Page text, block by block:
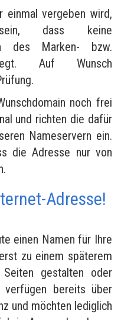
einmal vergeben wird,
dass keine
des Marken- bzw.
Auf Wunsch
noch frei
und richten die dafür
Nameservern ein.
die Adresse nur von
Adresse!
einen Namen für Ihre
zu einem späterem
gestalten oder
verfügen bereits über
und möchten lediglich